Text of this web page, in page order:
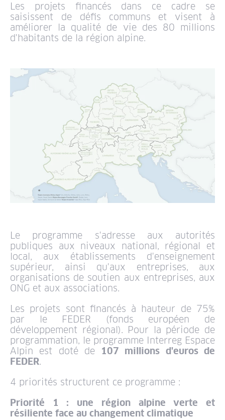
Les projets financés dans ce cadre se
saisissent de défis communs et visent à
améliorer la qualité de vie des 80 millions
d'habitants de la région alpine.
Le programme s'adresse aux autorités
publiques aux niveaux national, régional et
local, aux établissements d'enseignement
supérieur, ainsi qu'aux entreprises, aux
organisations de soutien aux entreprises, aux
ONG et aux associations.
Les projets sont financés à hauteur de 75%
par le FEDER (fonds européen de
développement régional). Pour la période de
programmation, le programme Interreg Espace
Alpin est doté de 107 millions d'euros de
FEDER.
4 priorités structurent ce programme :
Priorité 1 : une région alpine verte et
résiliente face au changement climatique